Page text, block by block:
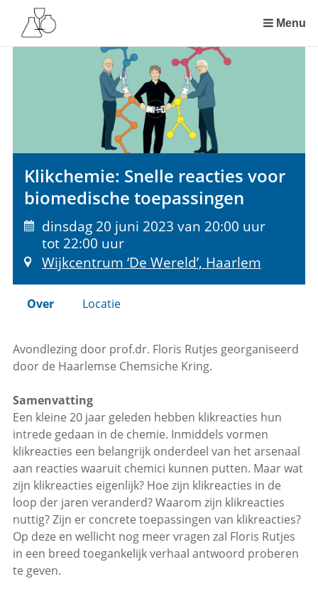
over
menu
Menu
Klikchemie: Snelle reacties voor
biomedische toepassingen
dinsdag 20 juni 2023 van 20:00 uur
tot 22:00 uur
Wijkcentrum ‘De Wereld’, Haarlem
Over Locatie
Avondlezing door prof.dr. Floris Rutjes georganiseerd
door de Haarlemse Chemsiche Kring.
Samenvatting
Een kleine 20 jaar geleden hebben klikreacties hun
intrede gedaan in de chemie. Inmiddels vormen
klikreacties een belangrijk onderdeel van het arsenaal
aan reacties waaruit chemici kunnen putten. Maar wat
zijn klikreacties eigenlijk? Hoe zijn klikreacties in de
loop der jaren veranderd? Waarom zijn klikreacties
nuttig? Zijn er concrete toepassingen van klikreacties?
Op deze en wellicht nog meer vragen zal Floris Rutjes
in een breed toegankelijk verhaal antwoord proberen
te geven.